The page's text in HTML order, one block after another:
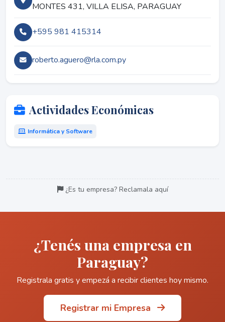
MONTES 431, VILLA ELISA, PARAGUAY
+595 981 415314
roberto.aguero@rla.com.py
Actividades Económicas
Informática y Software
¿Es tu empresa? Reclamala aquí
¿Tenés una empresa en
Paraguay?
Registrala gratis y empezá a recibir clientes hoy mismo.
Registrar mi Empresa